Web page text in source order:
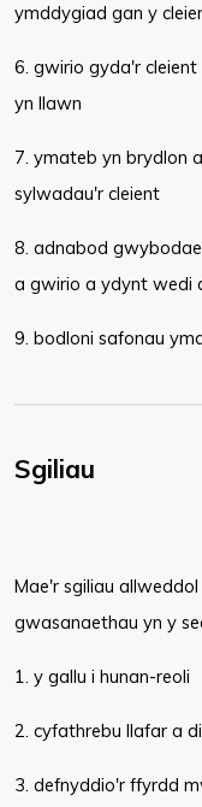
ymddygiad gan y
6. gwirio gyda'r
yn llawn
7. ymateb yn brydlon
sylwadau'r cleient
8. adnabod
a gwirio a ydynt wedi
9. bodloni safonau
Sgiliau
Mae'r sgiliau
gwasanaethau yn y
1. y gallu i hunan-reoli
2. cyfathrebu llafar a
3. defnyddio'r ffyrdd